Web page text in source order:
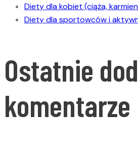
Diety dla kobiet (ciąża,
Diety dla sportowców i
Ostatnie
komentarze